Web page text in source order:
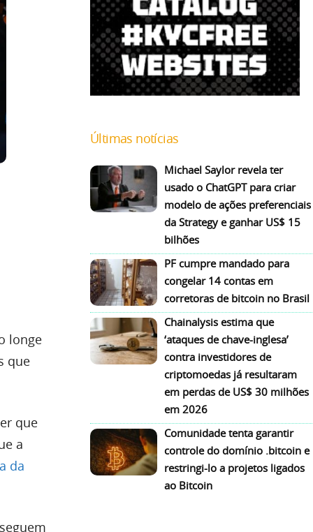
longe
que
que
a
da
Últimas notícias
Michael Saylor revela ter
usado o ChatGPT para criar
modelo de ações preferenciais
da Strategy e ganhar US$ 15
bilhões
PF cumpre mandado para
congelar 14 contas em
corretoras de bitcoin no Brasil
Chainalysis estima que
‘ataques de chave-inglesa’
contra investidores de
criptomoedas já resultaram
em perdas de US$ 30 milhões
em 2026
Comunidade tenta garantir
controle do domínio .bitcoin e
restringi-lo a projetos ligados
ao Bitcoin